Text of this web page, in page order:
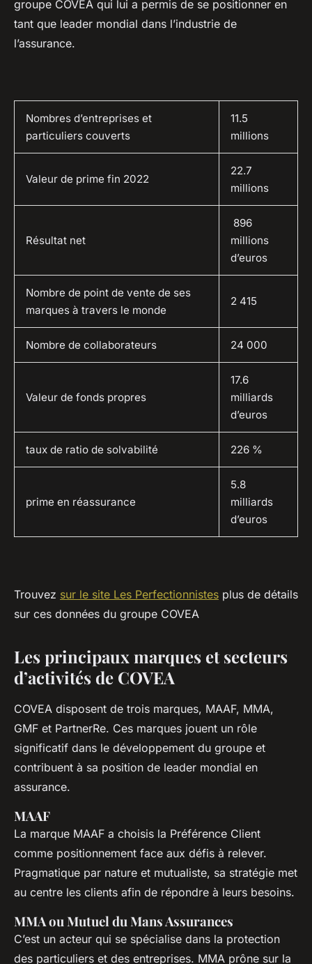
groupe COVEA qui lui a permis de se positionner en
tant que leader mondial dans l’industrie de
l’assurance.
Nombres d’entreprises et
particuliers couverts
11.5
millions
Valeur de prime fin 2022
22.7
millions
Résultat net
896
millions
d’euros
Nombre de point de vente de ses
marques à travers le monde
2 415
Nombre de collaborateurs 24 000
Valeur de fonds propres
17.6
milliards
d’euros
taux de ratio de solvabilité 226 %
prime en réassurance
5.8
milliards
d’euros
Trouvez sur le site Les Perfectionnistes plus de détails
sur ces données du groupe COVEA
Les principaux marques et secteurs
d’activités de COVEA
COVEA disposent de trois marques, MAAF, MMA,
GMF et PartnerRe. Ces marques jouent un rôle
significatif dans le développement du groupe et
contribuent à sa position de leader mondial en
assurance.
MAAF
La marque MAAF a choisis la Préférence Client
comme positionnement face aux défis à relever.
Pragmatique par nature et mutualiste, sa stratégie met
au centre les clients afin de répondre à leurs besoins.
MMA ou Mutuel du Mans Assurances
C’est un acteur qui se spécialise dans la protection
des particuliers et des entreprises. MMA prône sur la